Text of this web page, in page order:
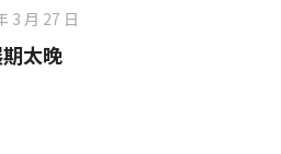
3 月 27 日
太晚